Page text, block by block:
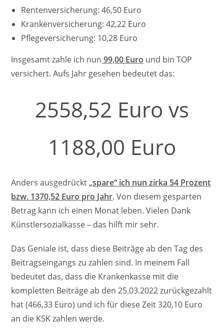
Rentenversicherung: 46,50 Euro
Krankenversicherung: 42,22 Euro
Pflegeversicherung: 10,28 Euro
Insgesamt zahle ich nun 99,00 Euro und bin TOP
versichert. Aufs Jahr gesehen bedeutet das:
2558,52 Euro vs
1188,00 Euro
Anders ausgedrückt„spare“ ich nun zirka 54 Prozent
bzw. 1370,52 Euro pro Jahr. Von diesem gesparten
Betrag kann ich einen Monat leben. Vielen Dank
Künstlersozialkasse – das hilft mir sehr.
Das Geniale ist, dass diese Beiträge ab den Tag des
Beitragseingangs zu zahlen sind. In meinem Fall
bedeutet das, dass die Krankenkasse mit die
kompletten Beiträge ab den 25.03.2022 zurückgezahlt
hat (466,33 Euro) und ich für diese Zeit 320,10 Euro
an die KSK zahlen werde.